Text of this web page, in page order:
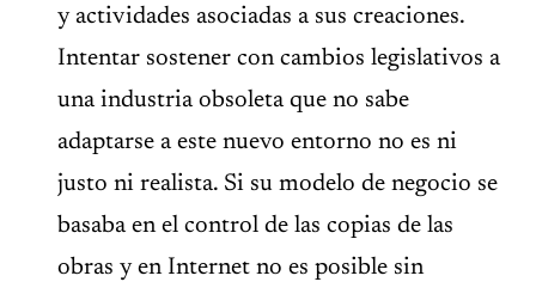
y actividades asociadas a sus creaciones.
Intentar sostener con cambios legislativos a
una industria obsoleta que no sabe
adaptarse a este nuevo entorno no es ni
justo ni realista. Si su modelo de negocio se
basaba en el control de las copias de las
obras y en Internet no es posible sin